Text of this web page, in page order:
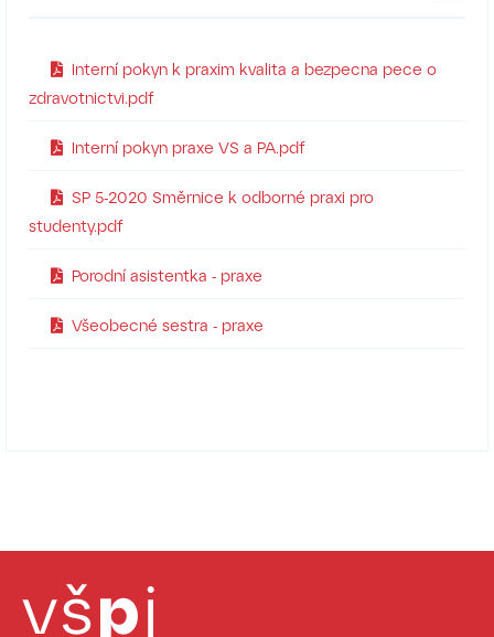
Interní pokyn k praxim kvalita a bezpecna pece o
zdravotnictvi.pdf
Interní pokyn praxe VS a PA.pdf
SP 5-2020 Směrnice k odborné praxi pro
studenty.pdf
Porodní asistentka - praxe
Všeobecné sestra - praxe